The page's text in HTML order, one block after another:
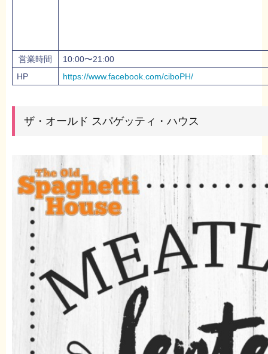
営業時間
10:00〜21:00
HP
https://www.facebook.com/ciboPH/
ザ・オールド スパゲッティ・ハウス